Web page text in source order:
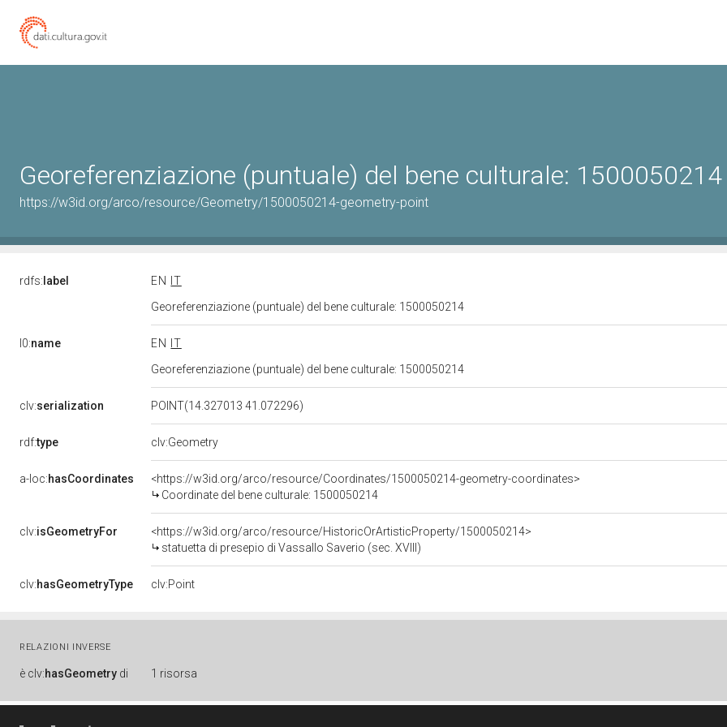
Georeferenziazione (puntuale) del bene culturale: 1500050214
https://w3id.org/arco/resource/Geometry/1500050214-geometry-point
rdfs: label EN
IT
Georeferenziazione (puntuale) del bene culturale: 1500050214
l0:name EN
IT
Georeferenziazione (puntuale) del bene culturale: 1500050214
clv:serialization POINT(14.327013 41.072296)
rdf:type clv:Geometry
a-loc:hasCoordinates
<https://w3id.org/arco/resource/Coordinates/1500050214-geometry-coordinates>
Coordinate del bene culturale: 1500050214
clv:isGeometryFor
<https://w3id.org/arco/resource/HistoricOrArtisticProperty/1500050214>
statuetta di presepio di Vassallo Saverio (sec. XVIII)
clv:hasGeometryType clv:Point
RELAZIONI INVERSE
è clv:hasGeometry di 1 risorsa